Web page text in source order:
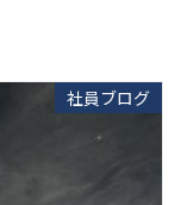
社員ブログ